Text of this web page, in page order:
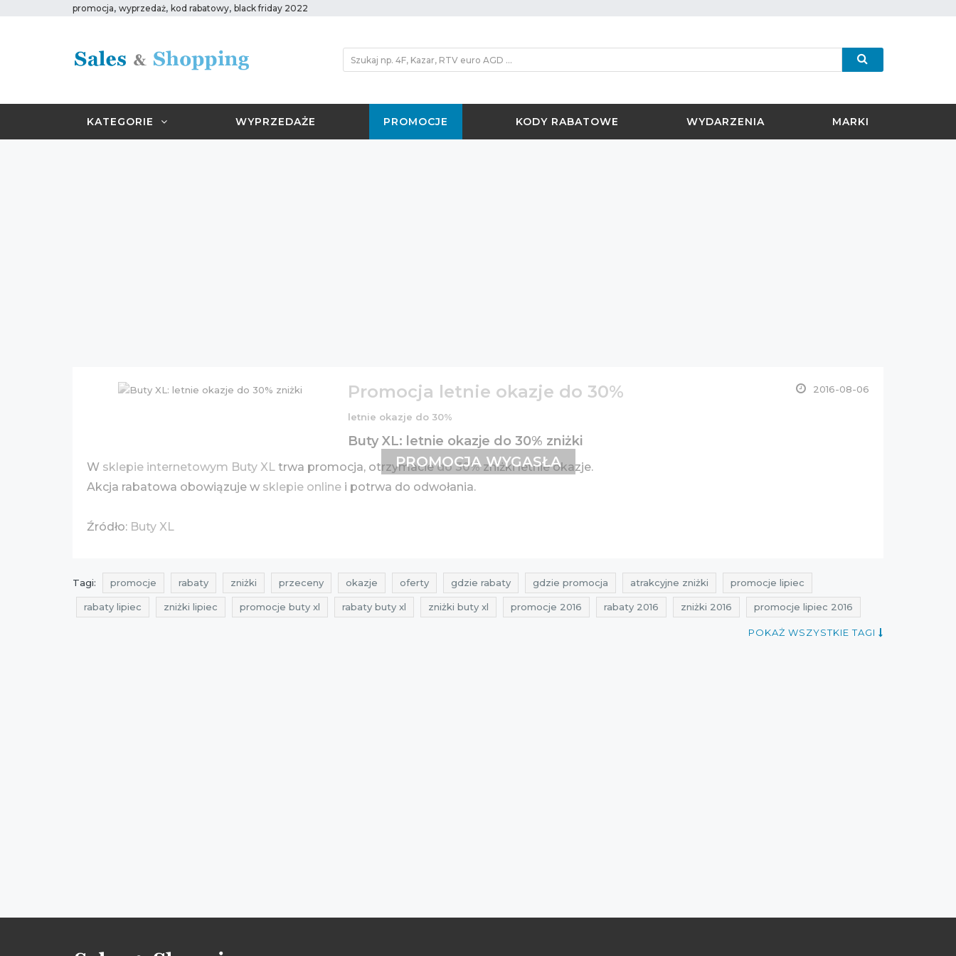
promocja, wyprzedaż, kod rabatowy, black friday 2022
KATEGORIE WYPRZEDAŻE PROMOCJE KODY RABATOWE WYDARZENIA MARKI
Promocja letnie okazje do 30% 2016-08-06
letnie okazje do 30%
Buty XL: letnie okazje do 30% zniżki
W sklepie internetowym Buty XL trwa promocja, otrzymaciedo 30%zniżki letnie okazje.
Akcja rabatowa obowiązuje w sklepie online i potrwa do odwołania.
Źródło: Buty XL
PROMOCJA WYGASŁA
Tagi: promocje rabaty zniżki przeceny okazje oferty gdzie rabaty gdzie promocja atrakcyjne zniżki promocje lipiec
rabaty lipiec zniżki lipiec promocje buty xl rabaty buty xl zniżki buty xl promocje 2016 rabaty 2016 zniżki 2016 promocje lipiec 2016
POKAŻ WSZYSTKIE TAGI